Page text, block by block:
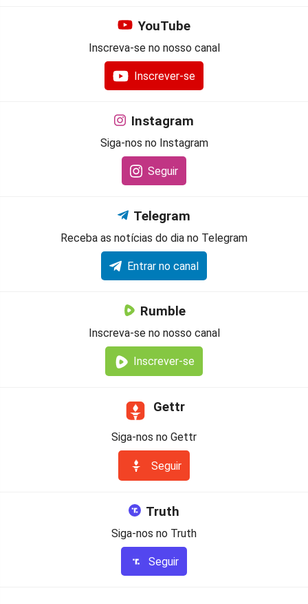
YouTube
Inscreva-se no nosso canal
Inscrever-se
Instagram
Siga-nos no Instagram
Seguir
Telegram
Receba as notícias do dia no Telegram
Entrar no canal
Rumble
Inscreva-se no nosso canal
Inscrever-se
Gettr
Siga-nos no Gettr
Seguir
Truth
Siga-nos no Truth
Seguir